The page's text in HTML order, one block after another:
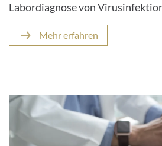
Labordiagnose von
Mehr erfahren